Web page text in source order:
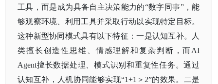
工具，而是成为具备自主决策能力的“数字同事”，能
够观察环境、利用工具并采取行动以实现特定目标。
这种新型协同模式具有以下特征：一是认知互补。人
类擅长创造性思维、情感理解和复杂判断，而AI
Agent擅长数据处理、模式识别和重复性任务。通过
认知互补，人机协同能够实现“1+1＞2”的效果。二是